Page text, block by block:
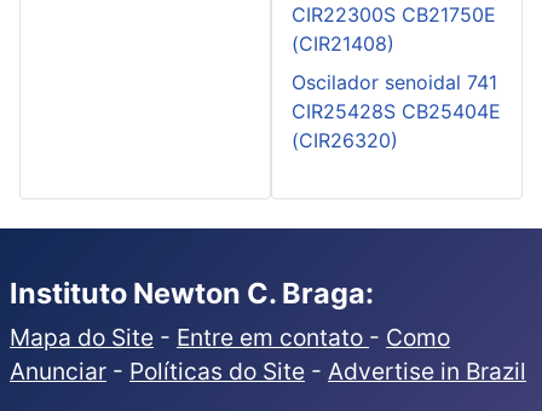
CIR22300S CB21750E
(CIR21408)
Oscilador senoidal 741
CIR25428S CB25404E
(CIR26320)
Instituto Newton C. Braga:
Mapa do Site - Entre em contato - Como
Anunciar - Políticas do Site - Advertise in Brazil